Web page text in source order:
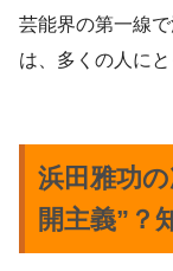
芸能界の第一線
は、多くの人に
浜田雅功
開主義”？